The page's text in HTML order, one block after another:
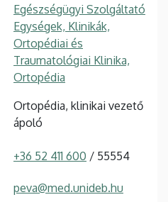
Egészségügyi Szolgáltató
Egységek, Klinikák,
Ortopédiai és
Traumatológiai Klinika,
Ortopédia
Ortopédia, klinikai vezető
ápoló
+36 52 411 600 / 55554
peva@med.unideb.hu